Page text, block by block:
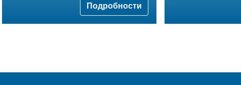
Подробности